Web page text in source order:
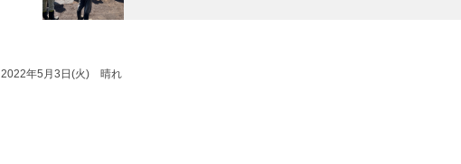
2022年5月3日(火) 晴れ